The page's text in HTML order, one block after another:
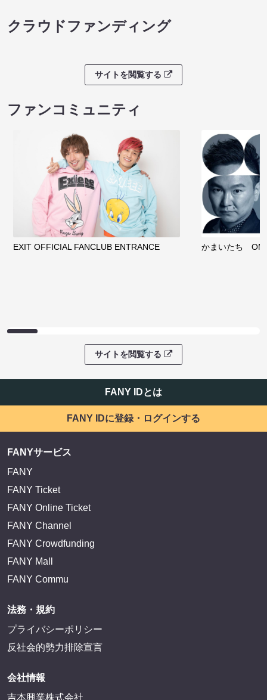
08/08 08:30 開場 09:00 開演
サイトを閲覧する
クラウドファンディング
サイトを閲覧する
ファンコミュニティ
FANY IDに登録・ログインする
FANYサービス
FANY
FANY Ticket
FANY Crowdfunding
FANY Mall
FANY Commu